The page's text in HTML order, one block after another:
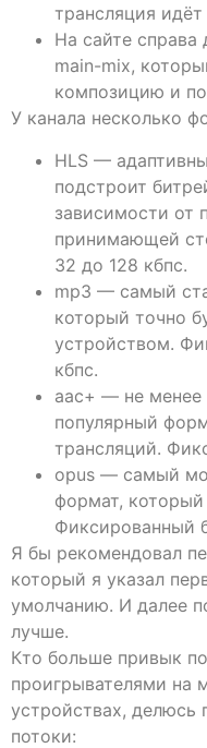
трансляция
На сайте
main-mix,
композицию и
У канала несколько
HLS —
подстроит
зависимости от
принимающей
32 до 128 кбпс.
mp3 — самый
который точно
устройством.
кбпс.
aac+ — не менее
популярный
трансляций.
opus — самый
формат, который
Фиксированный
Я бы рекомендовал
который я указал
умолчанию. И далее
лучше.
Кто больше привык
проигрывателями на
устройствах,
потоки: